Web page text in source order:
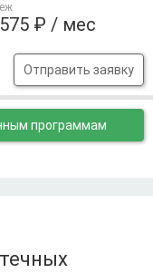
₽ / мес
Отправить заявку
программам